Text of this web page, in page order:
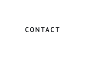
CONTACT